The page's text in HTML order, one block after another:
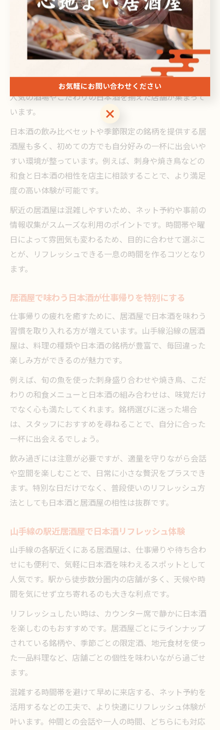
きな癒しとなっています。
山手線沿線居酒屋で日本酒と一息つく時間
山手線沿線の居酒屋は、駅から徒歩数分の場所も多く、
仕事終わりや移動の合間に立ち寄りやすいのが特徴で
す。特に池袋や新宿、上野、渋谷など主要駅周辺には、
人気の酒場やこだわりの日本酒を揃えた店舗が集まって
います。
日本酒の飲み比べセットや季節限定の銘柄を提供する居
酒屋も多く、初めての方でも自分好みの一杯に出会いや
すい環境が整っています。例えば、刺身や焼き鳥などの
和食と日本酒の相性を店主に相談することで、より満足
度の高い体験が可能です。
駅近の居酒屋は混雑しやすいため、ネット予約や事前の
情報収集がスムーズな利用のポイントです。時間帯や曜
日によって雰囲気も変わるため、目的に合わせて選ぶこ
とが、リフレッシュできる一息の時間を作るコツとなり
ます。
居酒屋で味わう日本酒が仕事帰りを特別にする
仕事帰りの疲れを癒すために、居酒屋で日本酒を味わう
習慣を取り入れる方が増えています。山手線沿線の居酒
屋は、料理の種類や日本酒の銘柄が豊富で、毎回違った
楽しみ方ができるのが魅力です。
例えば、旬の魚を使った刺身盛り合わせや焼き鳥、こだ
わりの和食メニューと日本酒の組み合わせは、味覚だけ
でなく心も満たしてくれます。銘柄選びに迷った場合
は、スタッフにおすすめを尋ねることで、自分に合った
一杯に出会えるでしょう。
飲み過ぎには注意が必要ですが、適量を守りながら会話
や空間を楽しむことで、日常に小さな贅沢をプラスでき
ます。特別な日だけでなく、普段使いのリフレッシュ方
法としても日本酒と居酒屋の相性は抜群です。
山手線の駅近居酒屋で日本酒リフレッシュ体験
山手線の各駅近くにある居酒屋は、仕事帰りや待ち合わ
せにも便利で、気軽に日本酒を味わえるスポットとして
人気です。駅から徒歩数分圏内の店舗が多く、天候や時
間を気にせず立ち寄れるのも大きな利点です。
リフレッシュしたい時は、カウンター席で静かに日本酒
を楽しむのもおすすめです。居酒屋ごとにラインナップ
されている銘柄や、季節ごとの限定酒、地元食材を使っ
た一品料理など、店舗ごとの個性を味わいながら過ごせ
ます。
混雑する時間帯を避けて早めに来店する、ネット予約を
活用するなどの工夫で、より快適にリフレッシュ体験が
叶います。仲間との会話や一人の時間、どちらにも対応
お気軽にお問い合わせください
お気軽にお問い合わせください